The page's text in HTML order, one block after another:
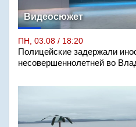
Видеосюжет
ПН, 03.08 / 18:20
Полицейские задержали
несовершеннолетней во